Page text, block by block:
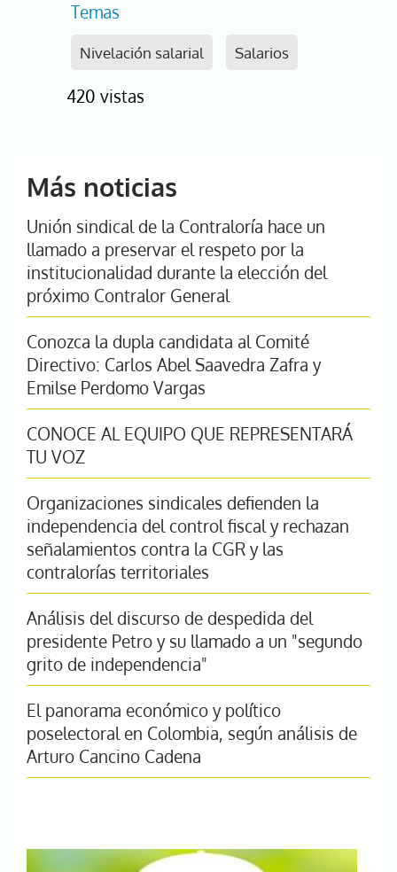
Temas
Nivelación salarial Salarios
420 vistas
Más noticias
Unión sindical de la Contraloría hace un
llamado a preservar el respeto por la
institucionalidad durante la elección del
próximo Contralor General
Conozca la dupla candidata al Comité
Directivo: Carlos Abel Saavedra Zafra y
Emilse Perdomo Vargas
CONOCE AL EQUIPO QUE REPRESENTARÁ
TU VOZ
Organizaciones sindicales defienden la
independencia del control fiscal y rechazan
señalamientos contra la CGR y las
contralorías territoriales
Análisis del discurso de despedida del
presidente Petro y su llamado a un "segundo
grito de independencia"
El panorama económico y político
poselectoral en Colombia, según análisis de
Arturo Cancino Cadena